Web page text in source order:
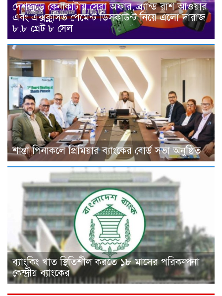
দেশজুড়ে কেনাকাটায় সেরা অফার, ব্র্যান্ড রাশ আওয়ার
এবং এক্সক্লুসিভ পেমেন্ট ডিসকাউন্ট নিয়ে এলো দারাজ
৮.৮ গ্রেট ৮ সেল
শান্তা পিনাকলে প্রিমিয়ার ব্যাংকের বোর্ড সভা অনুষ্ঠিত
ব্যাংকিং খাত স্থিতিশীল করতে ১৮ মাসের পরিকল্পনা
কেন্দ্রীয় ব্যাংকের